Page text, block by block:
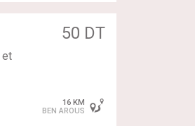
50 DT
et
16 KM
BEN AROUS